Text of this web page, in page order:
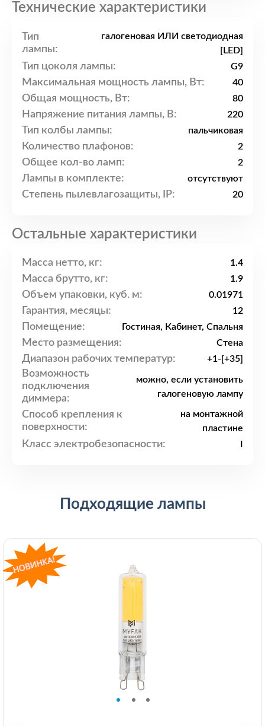
Технические характеристики
Тип
лампы:
галогеновая ИЛИ светодиодная
[LED]
Тип цоколя лампы: G9
Максимальная мощность лампы, Вт: 40
Общая мощность, Вт: 80
Напряжение питания лампы, В: 220
Тип колбы лампы: пальчиковая
Количество плафонов: 2
Общее кол-во ламп: 2
Лампы в комплекте: отсутствуют
Степень пылевлагозащиты, IP: 20
Остальные характеристики
Масса нетто, кг: 1.4
Масса брутто, кг: 1.9
Объем упаковки, куб. м: 0.01971
Гарантия, месяцы: 12
Помещение: Гостиная, Кабинет, Спальня
Место размещения: Стена
Диапазон рабочих температур: +1-[+35]
Возможность
подключения
диммера:
можно, если установить
галогеновую лампу
Способ крепления к
поверхности:
на монтажной
пластине
Класс электробезопасности:
Подходящие лампы